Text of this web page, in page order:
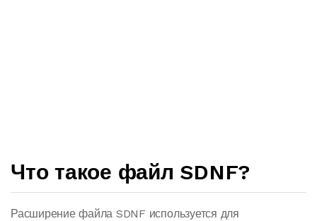
Что такое файл SDNF?
Расширение файла SDNF используется для